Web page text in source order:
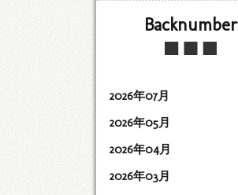
Backnumber
2026年07月
2026年05月
2026年04月
2026年03月